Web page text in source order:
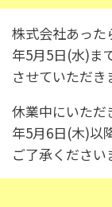
ウルトラプ
各種デザイン
ロゴマーク
チラシ / ポス
株式会社あった
年5月5日(水)ま
させていただき
休業中にいただ
年5月6日(木)以
ご了承ください